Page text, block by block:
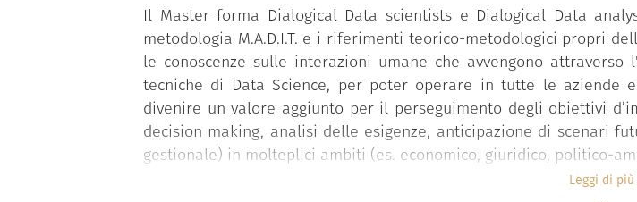
Il Master forma Dialogical Data scientists e Dialogical Data
metodologia M.A.D.I.T. e i riferimenti teorico-metodologici propri
le conoscenze sulle interazioni umane che avvengono
tecniche di Data Science, per poter operare in tutte le
divenire un valore aggiunto per il perseguimento degli obiettivi
decision making, analisi delle esigenze, anticipazione di scenari
gestionale) in molteplici ambiti (es. economico, giuridico, politico-
Le studentesse e gli studenti, inoltre, sviluppano conoscenze,
Leggi di più